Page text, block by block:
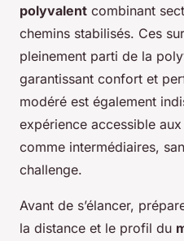
polyvalent combinant
chemins stabilisés. Ces
pleinement parti de la
garantissant confort et
modéré est également
expérience accessible
comme intermédiaires,
challenge.
Avant de s’élancer,
la distance et le profil du